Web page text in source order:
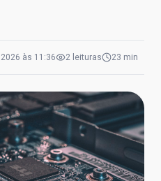
às 11:36 2 leituras 23 min